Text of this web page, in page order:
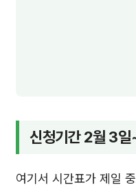
신청기간 2월 3
여기서 시간표가 제일